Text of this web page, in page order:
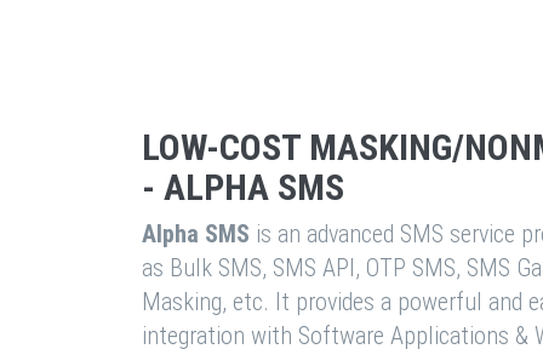
LOW-COST MASKING/
- ALPHA SMS
Alpha SMS is an advanced SMS service
as Bulk SMS, SMS API, OTP SMS, SMS
Masking, etc. It provides a powerful and
integration with Software Applications &